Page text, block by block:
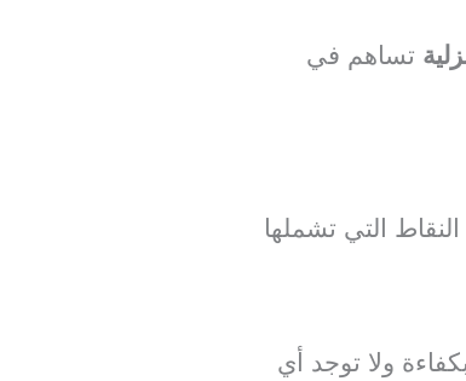
تساهم في
التي تشملها
ولا توجد أي